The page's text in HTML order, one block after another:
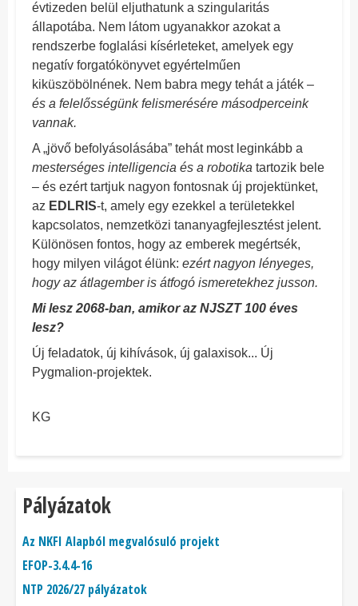
évtizeden belül eljuthatunk a szingularitás
állapotába. Nem látom ugyanakkor azokat a
rendszerbe foglalási kísérleteket, amelyek egy
negatív forgatókönyvet egyértelműen
kiküszöbölnének. Nem babra megy tehát a játék –
és a felelősségünk felismerésére másodperceink
vannak.
A „jövő befolyásolásába” tehát most leginkább a
mesterséges intelligencia és a robotika tartozik bele
– és ezért tartjuk nagyon fontosnak új projektünket,
az EDLRIS-t, amely egy ezekkel a területekkel
kapcsolatos, nemzetközi tananyagfejlesztést jelent.
Különösen fontos, hogy az emberek megértsék,
hogy milyen világot élünk: ezért nagyon lényeges,
hogy az átlagember is átfogó ismeretekhez jusson.
Mi lesz 2068-ban, amikor az NJSZT 100 éves
lesz?
Új feladatok, új kihívások, új galaxisok... Új
Pygmalion-projektek.
KG
Pályázatok
Az NKFI Alapból megvalósuló projekt
EFOP-3.4.4-16
NTP 2026/27 pályázatok